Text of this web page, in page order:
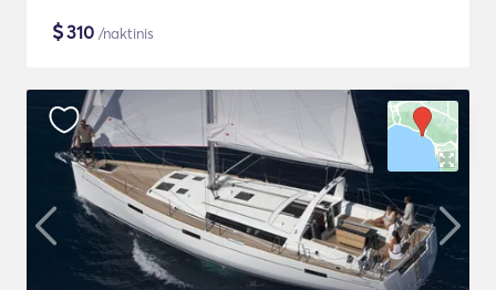
$310 /naktinis